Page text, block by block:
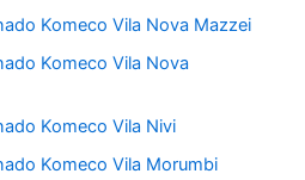
Komeco Vila Nova Mazzei
Komeco Vila Nova
Komeco Vila Nivi
Komeco Vila Morumbi